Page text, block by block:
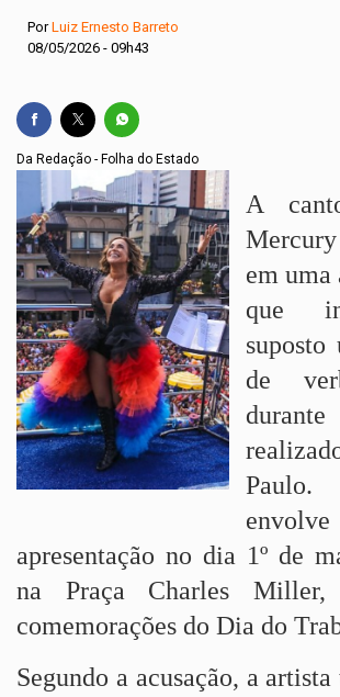
PorLuiz Ernesto Barreto
08/05/2026 - 09h43
Da Redação - Folha do Estado
A
em
que
suposto
de
apresentação no dia 1º de
na Praça Charles Miller,
comemorações do Dia do
Segundo a acusação, a